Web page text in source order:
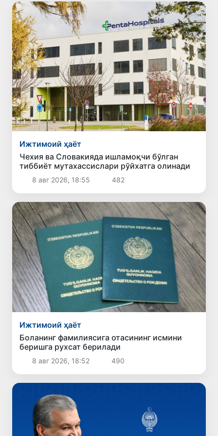
Ижтимоий ҳаёт
Чехия ва Словакияда ишламоқчи бўлган
тиббиёт мутахассислари рўйхатга олинади
8 авг 2026, 18:55 482
Ижтимоий ҳаёт
Боланинг фамилиясига отасининг исмини
беришга рухсат берилади
8 авг 2026, 18:52 490